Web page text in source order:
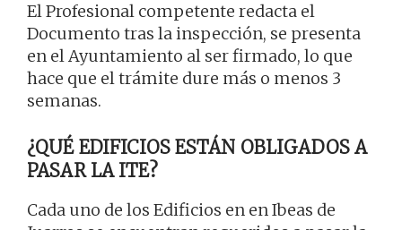
El Profesional competente redacta el
Documento tras la inspección, se presenta
en el Ayuntamiento al ser firmado, lo que
hace que el trámite dure más o menos 3
semanas.
¿QUÉ EDIFICIOS ESTÁN OBLIGADOS A
PASAR LA ITE?
Cada uno de los Edificios en en Ibeas de